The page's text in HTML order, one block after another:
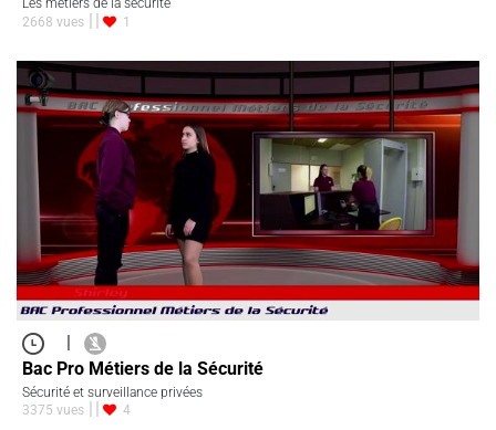
Les métiers de la sécurité
2668 vues
1
|
Bac Pro Métiers de la Sécurité
Sécurité et surveillance privées
3375 vues
4